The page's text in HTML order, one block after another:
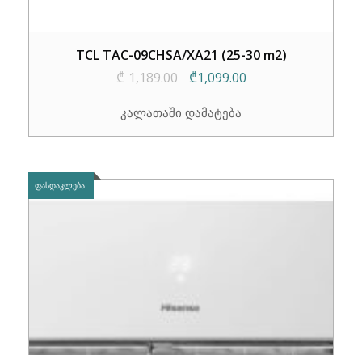
TCL TAC-09CHSA/XA21 (25-30 m2)
₾ 1,189.00
Original
was:
₾1,099.00Current
კალათაში დამატება
ᲤᲐᲡᲓᲐᲙᲚᲔᲑᲐ!